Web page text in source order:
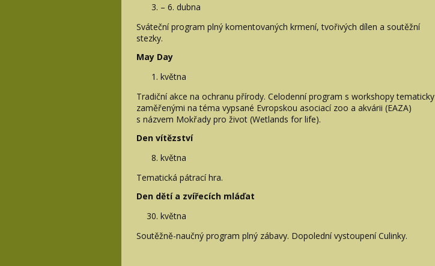
– 6. dubna
Sváteční program plný komentovaných krmení, tvořivých dílen a soutěžní
stezky.
May Day
května
Tradiční akce na ochranu přírody. Celodenní program s workshopy tematicky
zaměřenými na téma vypsané Evropskou asociací zoo a akvárii (EAZA)
s názvem Mokřady pro život (Wetlands for life).
Den vítězství
května
Tematická pátrací hra.
Den dětí a zvířecích mláďat
května
Soutěžně-naučný program plný zábavy. Dopolední vystoupení Culinky.